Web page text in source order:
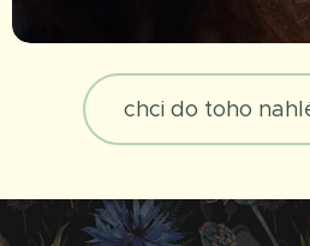
chci do toho